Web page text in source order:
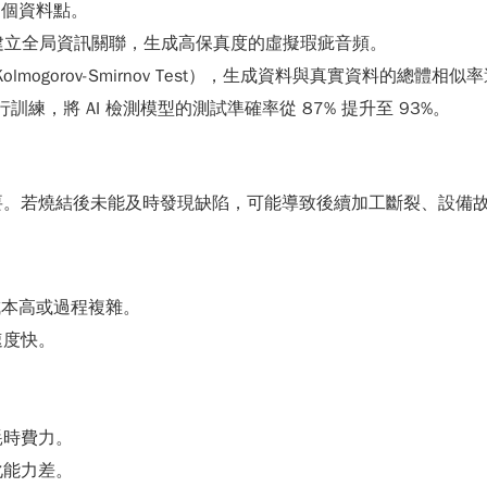
資料點。
全局資訊關聯，生成高保真度的虛擬瑕疵音頻。
Smirnov Test），生成資料與真實資料的總體相似
練，將 AI 檢測模型的測試準確率從 87% 提升至 93%。
若燒結後未能及時發現缺陷，可能導致後續加工斷裂、設備
高或過程複雜。
快。
費力。
力差。